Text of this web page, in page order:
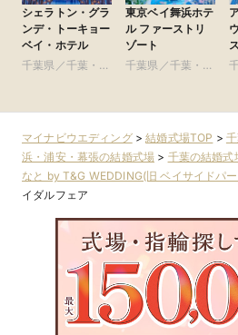
シェラトン・グラ
ンデ・トーキョー
ベイ・ホテル
千葉県／千葉・舞
東京ベイ舞浜ホテ
ル ファーストリ
ゾート
千葉県／千葉・舞
マイナビウエディング>結婚式場TOP >
浜・浦安・幕張の結婚式場 > 千葉の結婚式
なと by T&G WEDDING(旧 ベイサイドパ
イダルフェア